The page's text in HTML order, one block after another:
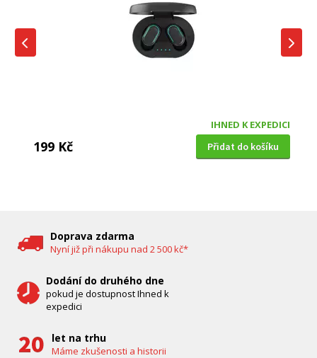
IHNED K EXPEDICI
199 Kč Přidat do košíku
Doprava zdarma
Nyní již při nákupu nad 2 500 kč*
Dodání do druhého dne
pokud je dostupnost Ihned k
expedici
let na trhu
Máme zkušenosti a historii